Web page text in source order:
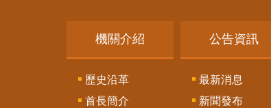
機關介紹
歷史沿革
首長簡介
公告資訊
最新消息
新聞發布